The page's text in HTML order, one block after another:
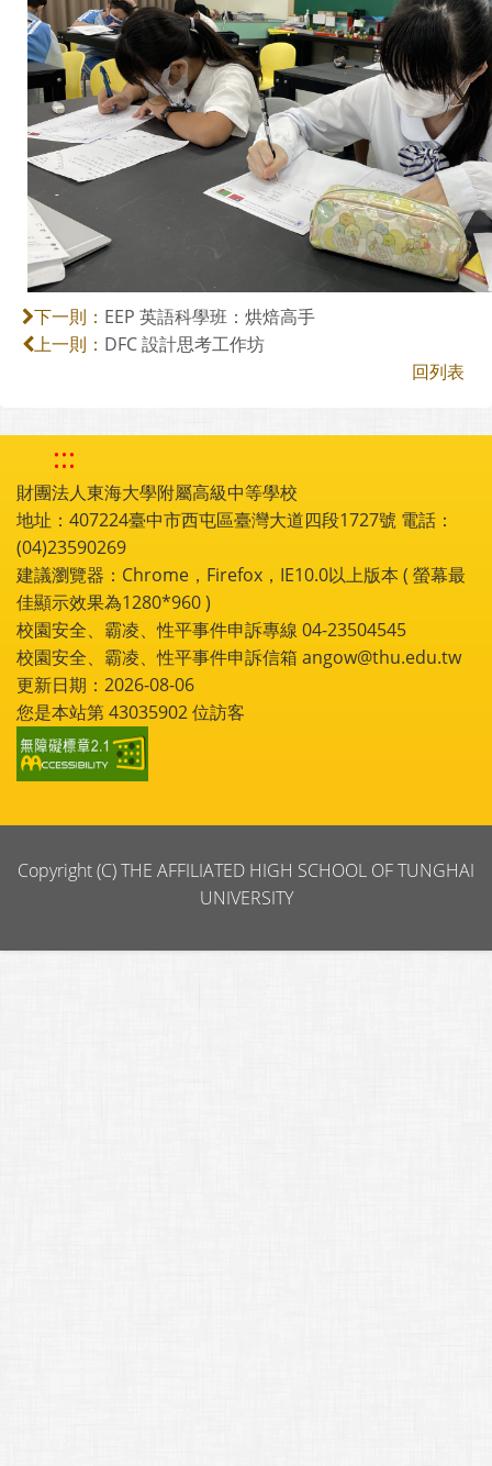
下一則： EEP 英語科學班：烘焙高手
上一則： DFC 設計思考工作坊
回列表
:::
財團法人東海大學附屬高級中等學校
地址：407224臺中市西屯區臺灣大道四段1727號 電話：
(04)23590269
建議瀏覽器：Chrome，Firefox，IE10.0以上版本 ( 螢幕最
佳顯示效果為1280*960 )
校園安全、霸凌、性平事件申訴專線 04-23504545
校園安全、霸凌、性平事件申訴信箱 angow@thu.edu.tw
更新日期：2026-08-06
您是本站第43035902位訪客
Copyright (C) THE AFFILIATED HIGH SCHOOL OF TUNGHAI
UNIVERSITY